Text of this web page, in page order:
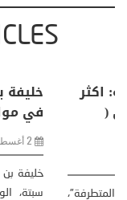
منذر بالضيافي
من ظاهرة
مقاربة
كتب: منذر بالضيافي